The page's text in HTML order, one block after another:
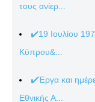
τους ανίερ...
✔️19 Ιουλίου
Κύπρου&...
✔️Έργα και
Εθνικής Α...